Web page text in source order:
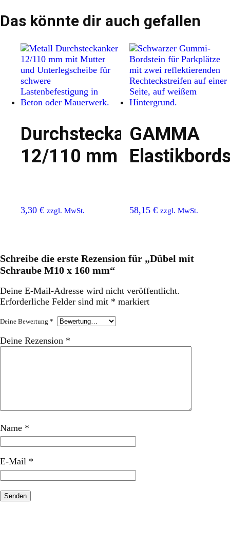
Das könnte dir auch gefallen
Durchsteckanker
12/110 mm
3,30 € zzgl. MwSt.
GAMMA
58,15€ zzgl. MwSt.
Schreibe die erste Rezension für „Dübel mit
Schraube M10 x 160 mm“
Deine E-Mail-Adresse wird nicht veröffentlicht.
Erforderliche Felder sind mit * markiert
Deine Bewertung *
Deine Rezension *
Name *
E-Mail *